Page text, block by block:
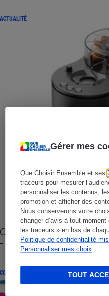
Gérer mes
Que Choisir Ensemble et ses
traceurs pour mesurer
personnaliser les contenus,
promotion et afficher des
Nous conserverons votre
changer d’avis à tout
les traceurs » en bas de
Politique de confidentialité
Personnaliser mes choix
TOUT
ACTUALITÉ
Cafetière à capsules
- Premières impressions
CONSEILS